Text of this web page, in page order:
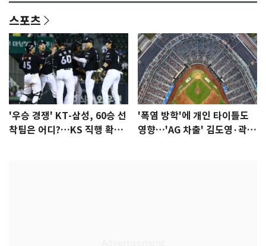
스포츠
'우승 경쟁' KT-삼성, 60승 선
착팀은 어디?…KS 직행 확률
'폭염 방학'에 개인 타이틀도
영향…'AG 차출' 김도영·곽빈